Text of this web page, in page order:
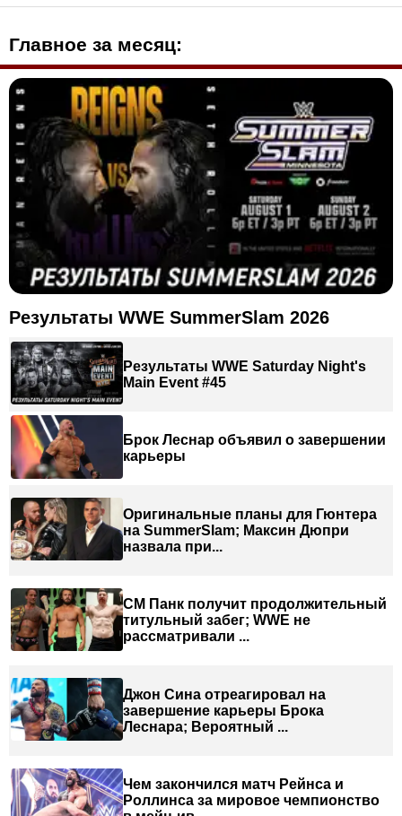
Главное за месяц:
Результаты WWE SummerSlam 2026
Результаты WWE Saturday Night's
Main Event #45
Брок Леснар объявил о завершении
карьеры
Оригинальные планы для Гюнтера
на SummerSlam; Максин Дюпри
назвала при...
СМ Панк получит продолжительный
титульный забег; WWE не
рассматривали ...
Джон Сина отреагировал на
завершение карьеры Брока
Леснара; Вероятный ...
Чем закончился матч Рейнса и
Роллинса за мировое чемпионство